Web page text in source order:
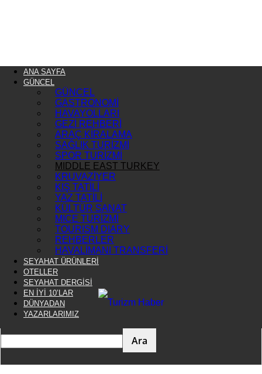
ANA SAYFA
GÜNCEL
GÜNCEL
GASTRONOMİ
HAVAYOLLARI
GEZİ REHBERİ
ARAÇ KİRALAMA
SAĞLIK TURİZMİ
SPOR TURİZMİ
MIDDLE EAST TURKEY
KRUVAZİYER
KIŞ TATİLİ
YAZ TATİLİ
KÜLTÜR SANAT
MICE TURİZMİ
TOURISM DIARY
REHBERLER
HAVALİMANI TRANSFERİ
SEYAHAT ÜRÜNLERİ
OTELLER
SEYAHAT DERGİSİ
EN İYİ 10’LAR
DÜNYADAN
YAZARLARIMIZ